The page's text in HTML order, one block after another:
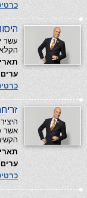
עשר
אשר